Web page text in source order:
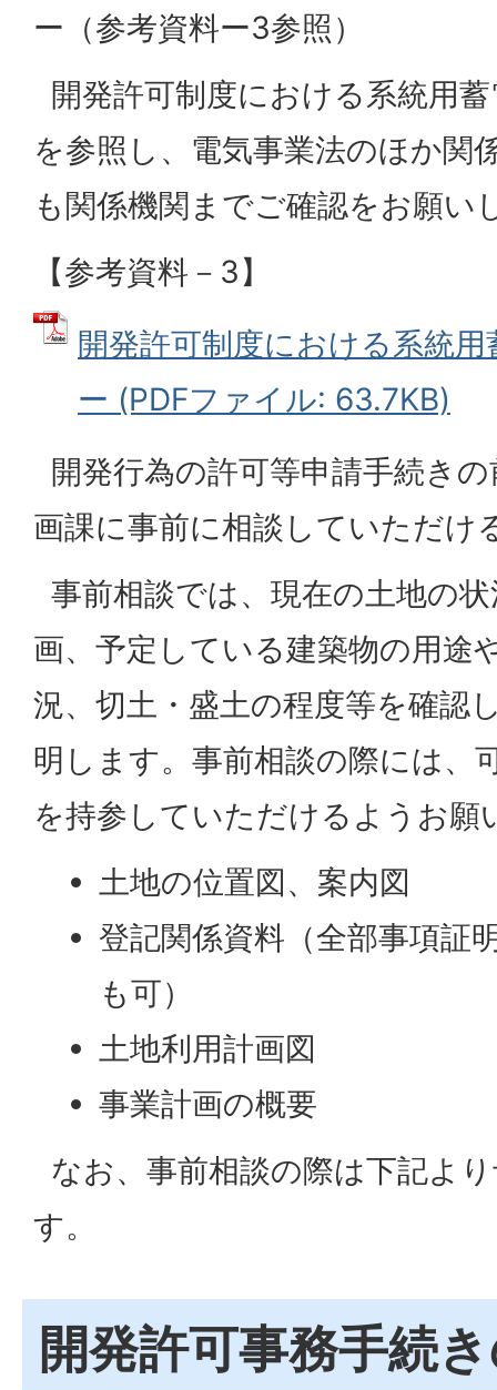
ー（参考資料ー3参照）
開発許可制度における系統用
を参照し、電気事業法のほか関
も関係機関までご確認をお願い
【参考資料－3】
開発許可制度における系統
ー (PDFファイル: 63.7KB)
開発行為の許可等申請手続き
画課に事前に相談していただけ
事前相談では、現在の土地の
画、予定している建築物の用途
況、切土・盛土の程度等を確認
明します。事前相談の際には、
を持参していただけるようお願
土地の位置図、案内図
登記関係資料（全部事項証
も可）
土地利用計画図
事業計画の概要
なお、事前相談の際は下記よ
す。
開発許可事務手続